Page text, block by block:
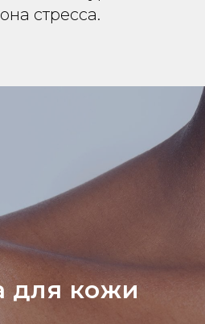
стресса.
для кожи